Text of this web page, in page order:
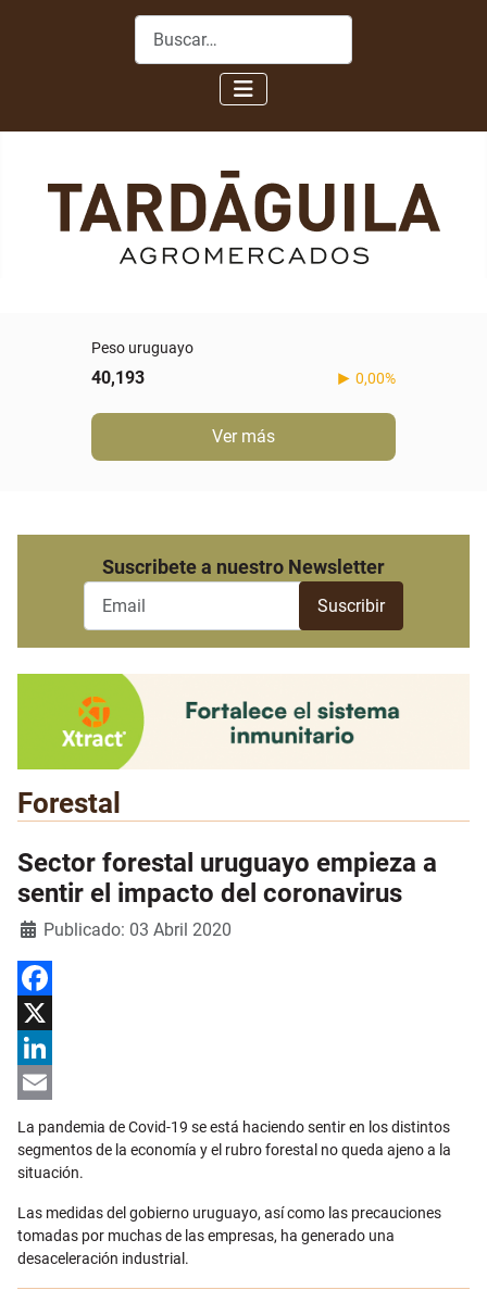
Buscar
Peso uruguayo
40,193 0,00%
Ver más
Suscribete a nuestro Newsletter
Forestal
Sector forestal uruguayo empieza a
sentir el impacto del coronavirus
DetallesPublicado: 03 Abril 2020
Facebook
X
LinkedIn
La pandemia de Covid-19 se está haciendo sentir en los distintos
segmentos de la economía y el rubro forestal no queda ajeno a la
situación.
Las medidas del gobierno uruguayo, así como las precauciones
tomadas por muchas de las empresas, ha generado una
desaceleración industrial.